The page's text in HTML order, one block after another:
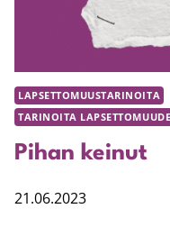
LAPSETTOMUUSTARINOITA
TARINOITA
Pihan keinut
21.06.2023